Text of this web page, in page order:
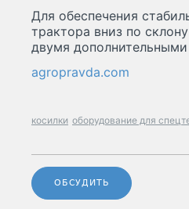
Для обеспечения
трактора вниз по
двумя
agropravda.com
косилки оборудование для
ОБСУДИТЬ